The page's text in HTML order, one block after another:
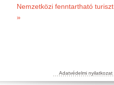
Nemzetközi fenntartható
»
Adatvédelmi nyilatkozat